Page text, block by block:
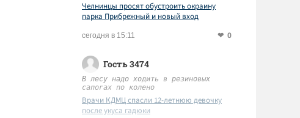
Челнинцы просят обустроить окраину
парка Прибрежный и новый вход
сегодня в 15:11 0
Гость 3474
В лесу надо ходить в резиновых
сапогах по колено
Врачи КДМЦ спасли 12-летнюю девочку
после укуса гадюки